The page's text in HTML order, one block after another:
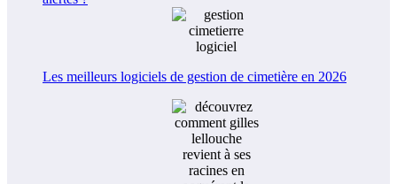
Les meilleurs logiciels de gestion de cimetière en 2026